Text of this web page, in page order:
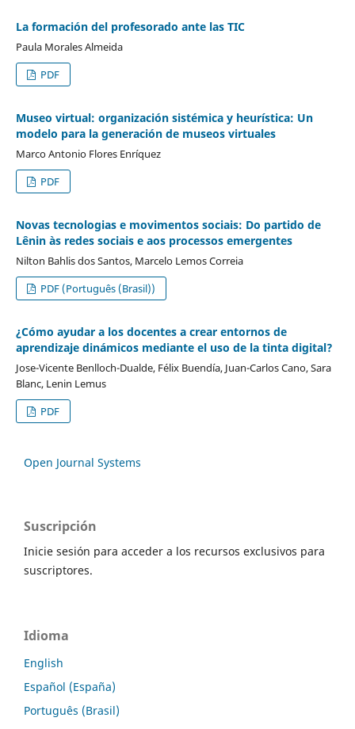
La formación del profesorado ante las TIC
Paula Morales Almeida
PDF
Museo virtual: organización sistémica y heurística: Un
modelo para la generación de museos virtuales
Marco Antonio Flores Enríquez
PDF
Novas tecnologias e movimentos sociais: Do partido de
Lênin às redes sociais e aos processos emergentes
Nilton Bahlis dos Santos, Marcelo Lemos Correia
PDF (Português (Brasil))
¿Cómo ayudar a los docentes a crear entornos de
aprendizaje dinámicos mediante el uso de la tinta digital?
Jose-Vicente Benlloch-Dualde, Félix Buendía, Juan-Carlos Cano, Sara
Blanc, Lenin Lemus
PDF
Open Journal Systems
Suscripción
Inicie sesión para acceder a los recursos exclusivos para
suscriptores.
Idioma
English
Español (España)
Português (Brasil)